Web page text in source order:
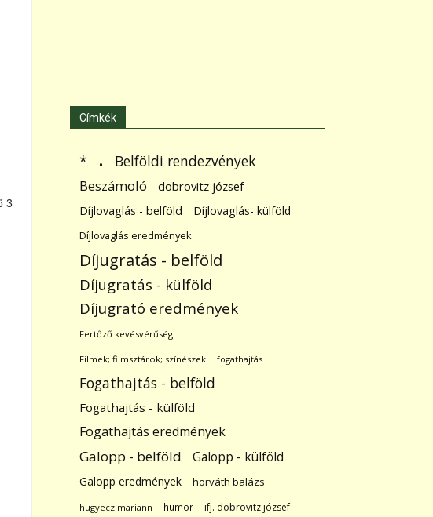
3
Címkék
* . Belföldi rendezvények
Beszámoló dobrovitz józsef
Díjlovaglás - belföld Díjlovaglás- külföld
Díjlovaglás eredmények
Díjugratás - belföld
Díjugratás - külföld
Díjugrató eredmények
Fertőző kevésvérűség
Filmek; filmsztárok; színészek fogathajtás
Fogathajtás - belföld
Fogathajtás - külföld
Fogathajtás eredmények
Galopp - belföld Galopp - külföld
Galopp eredmények horváth balázs
hugyecz mariann humor ifj. dobrovitz józsef